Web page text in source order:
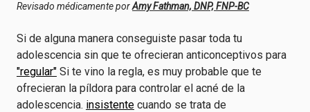
Revisado médicamente porAmy Fathman, DNP, FNP-BC
Si de alguna manera conseguiste pasar toda tu
adolescencia sin que te ofrecieran anticonceptivos para
"regular" Si te vino la regla, es muy probable que te
ofrecieran la píldora para controlar el acné de la
adolescencia. insistente cuando se trata de